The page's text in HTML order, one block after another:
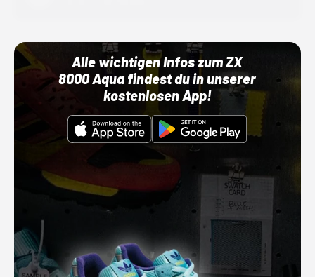
Alle wichtigen Infos zum ZX
8000 Aqua findest du in unserer
kostenlosen App!